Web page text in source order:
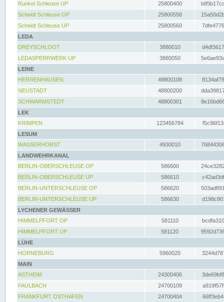
Runkel Schleuse UP
25800400
Scheidt Schleuse OP
25800558
Scheidt Schleuse UP
25800560
LEDA
DREYSCHLOOT
3880010
LEDASPERRWERK UP
3880050
LEINE
HERRENHAUSEN
48800108
NEUSTADT
48800200
SCHWARMSTEDT
48800301
LEK
KRIMPEN
123456784
LESUM
WASSERHORST
4930010
LANDWEHRKANAL
BERLIN-OBERSCHLEUSE OP
586600
BERLIN-OBERSCHLEUSE UP
586610
BERLIN-UNTERSCHLEUSE OP
586620
BERLIN-UNTERSCHLEUSE UP
586630
LYCHENER GEWÄSSER
HIMMELPFORT OP
581110
HIMMELPFORT UP
581120
LÜHE
HORNEBURG
5960020
MAIN
ASTHEIM
24300406
FAULBACH
24700109
FRANKFURT OSTHAFEN
24700404